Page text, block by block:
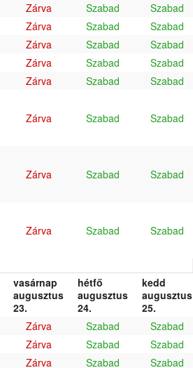
Zárva Szabad
Szabad
Zárva Szabad
Szabad
Zárva Szabad
Szabad
Zárva Szabad
Szabad
Zárva Szabad
Szabad
Zárva Szabad Szabad
Zárva Szabad Szabad
Zárva Szabad Szabad
vasárnap
augusztus
23.
hétfő
augusztus
24.
kedd
augusztus
25.
Zárva Szabad
Szabad
Zárva Szabad
Szabad
Zárva Szabad
Szabad